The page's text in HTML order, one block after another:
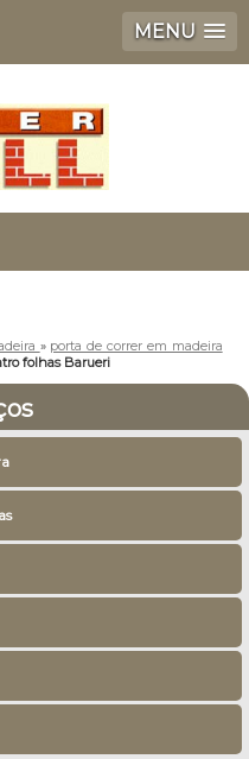
MENU
» porta de correr em madeira
folhas Barueri